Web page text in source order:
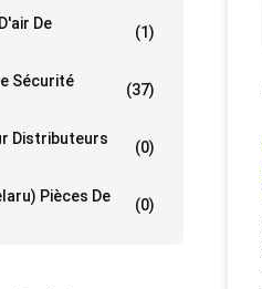
De
(1)
Sécurité
(37)
Distributeurs
(0)
Pièces De
(0)